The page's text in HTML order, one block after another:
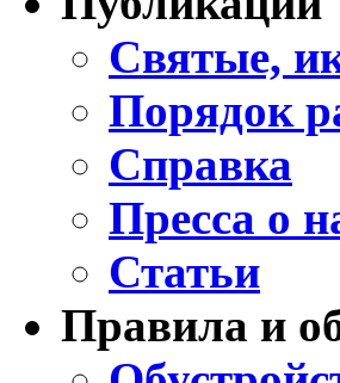
Святые,
Порядок
Справка
Пресса о
Статьи
Правила и